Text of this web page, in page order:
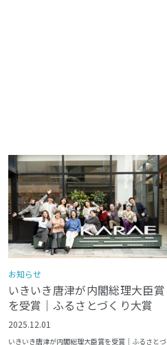
お知らせ
いきいき唐津が内閣総理大臣賞
を受賞｜ふるさとづくり大賞
2025.12.01
いきいき唐津が内閣総理大臣賞を受賞｜ふるさとづ